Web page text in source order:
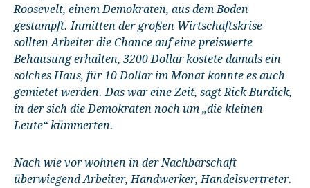
Roosevelt, einem Demokraten, aus dem Boden
gestampft. Inmitten der großen Wirtschaftskrise
sollten Arbeiter die Chance auf eine preiswerte
Behausung erhalten, 3200 Dollar kostete damals ein
solches Haus, für 10 Dollar im Monat konnte es auch
gemietet werden. Das war eine Zeit, sagt Rick Burdick,
in der sich die Demokraten noch um „die kleinen
Leute“ kümmerten.
Nach wie vor wohnen in der Nachbarschaft
überwiegend Arbeiter, Handwerker, Handelsvertreter.